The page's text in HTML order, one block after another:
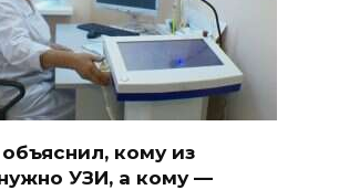
кому из
УЗИ, а кому —